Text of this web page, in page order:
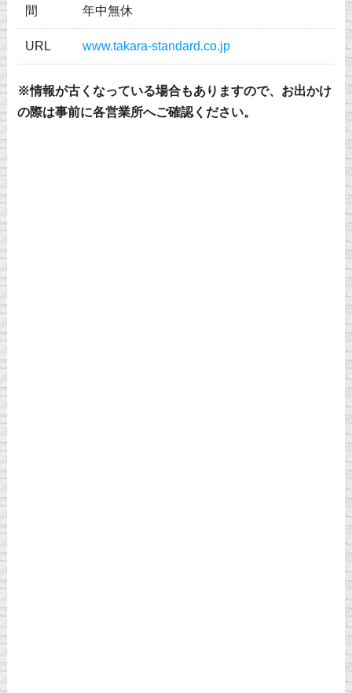
間
年中無休
URL www.takara-standard.co.jp
※情報が古くなっている場合もありますので、お出かけ
の際は事前に各営業所へご確認ください。